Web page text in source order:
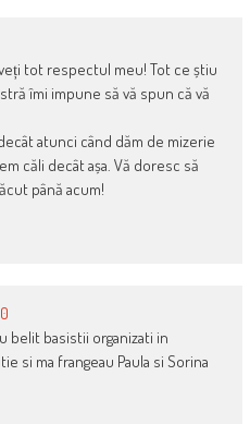
tot respectul meu! Tot ce știu
îmi impune să vă spun că vă
atunci când dăm de mizerie
căli decât așa. Vă doresc să
până acum!
belit basistii organizati in
si ma frangeau Paula si Sorina